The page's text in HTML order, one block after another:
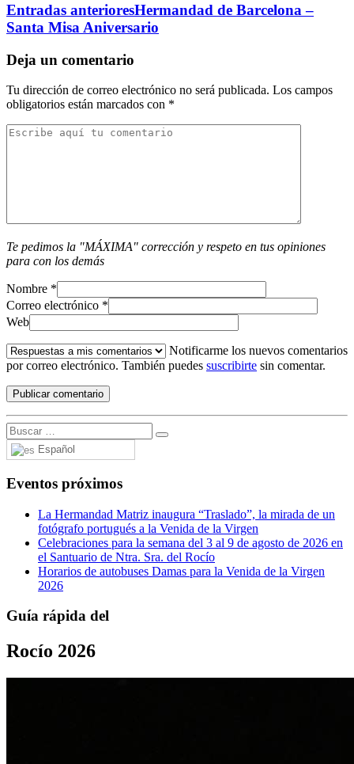
Entradas anterioresHermandad de Barcelona –
Santa Misa Aniversario
Deja un comentario
Tu dirección de correo electrónico no será publicada. Los campos
obligatorios están marcados con *
Te pedimos la "MÁXIMA" corrección y respeto en tus opiniones
para con los demás
Nombre *
Correo electrónico *
Web
Notificarme los nuevos comentarios
por correo electrónico. También puedes suscribirte sin comentar.
Español
Eventos próximos
La Hermandad Matriz inaugura “Traslado”, la mirada de un
fotógrafo portugués a la Venida de la Virgen
Celebraciones para la semana del 3 al 9 de agosto de 2026 en
el Santuario de Ntra. Sra. del Rocío
Horarios de autobuses Damas para la Venida de la Virgen
2026
Guía rápida del
Rocío 2026